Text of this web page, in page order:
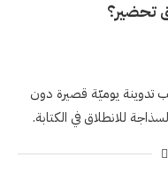
تحضير؟
تدوينة يوميّة قصيرة دون
للانطلاق في الكتابة.